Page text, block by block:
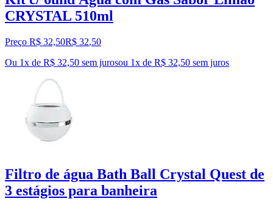
CRYSTAL 510ml
Preço R$ 32,50R$ 32,50
Ou 1x de R$ 32,50 sem jurosou 1x de R$ 32,50 sem juros
Filtro de água Bath Ball Crystal Quest de
3 estágios para banheira